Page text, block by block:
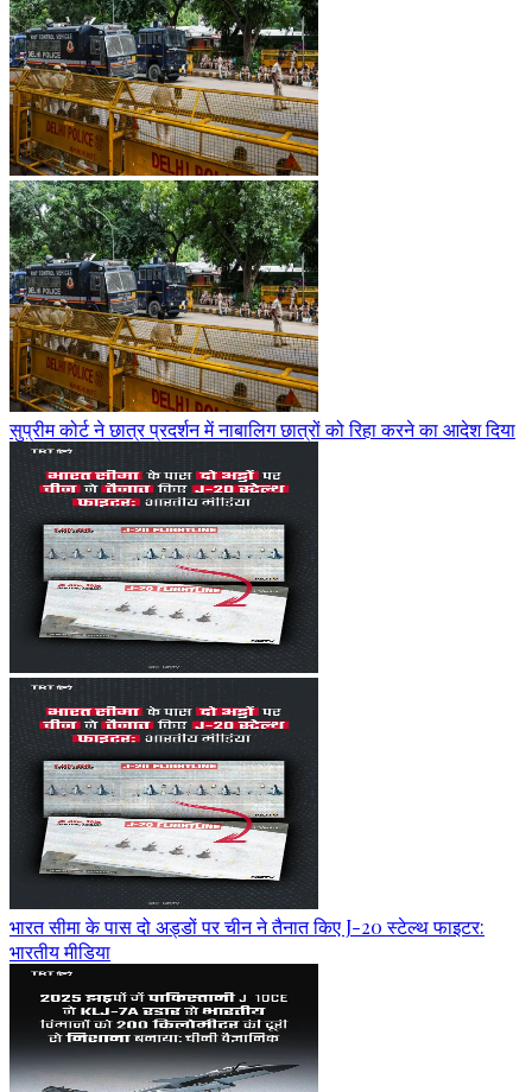
सुप्रीम कोर्ट ने छात्र प्रदर्शन में नाबालिग छात्रों को रिहा करने का आदेश दिया
भारत सीमा के पास दो अड्डों पर चीन ने तैनात किए J-20 स्टेल्थ फाइटर:
भारतीय मीडिया